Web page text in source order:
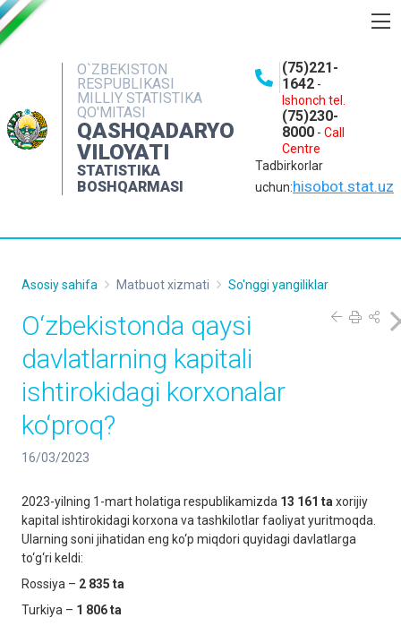
O`ZBEKISTON
RESPUBLIKASI
MILLIY STATISTIKA
QO'MITASI
QASHQADARYO
VILOYATI
STATISTIKA
BOSHQARMASI
(75)221-
1642 -
Ishonch tel.
(75)230-
8000 - Call
Centre
Tadbirkorlar
uchun:hisobot.stat.uz
OCHIQ MA'LUMOTLAR
NASHRLAR
INTERAKTIV XIZMATLAR
MATBUOT XIZMATI
KONTAKTLAR
Asosiy sahifa Matbuot xizmati So'nggi yangiliklar
O‘zbekistonda qaysi
davlatlarning kapitali
ishtirokidagi korxonalar
ko‘proq?
16/03/2023
2023-yilning 1-mart holatiga respublikamizda 13 161 ta xorijiy
kapital ishtirokidagi korxona va tashkilotlar faoliyat yuritmoqda.
Ularning soni jihatidan eng ko‘p miqdori quyidagi davlatlarga
to‘g‘ri keldi:
Rossiya – 2 835 ta
Turkiya – 1 806ta